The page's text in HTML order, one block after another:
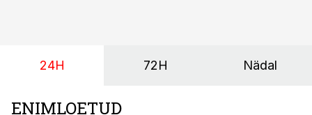
24H 72H Nädal
ENIMLOETUD